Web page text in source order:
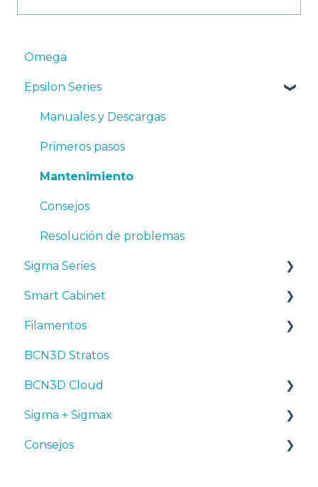
Omega
Epsilon Series
Manuales y Descargas
Primeros pasos
Mantenimiento
Consejos
Resolución de problemas
Sigma Series
Manuales y descargas
Primeros pasos
Mantenimiento
Consejos
Troubleshooting
Smart Cabinet
Manuales y Descargas
Primeros pasos
Mantenimiento
Resolución de problemas
Filamentos
Consejos
PLA
Tough PLA
TPU
BCN3D Stratos
BCN3D Cloud
BCN3D Cloud Teams
Sigma + Sigmax
Manuales y descargas
Consejos